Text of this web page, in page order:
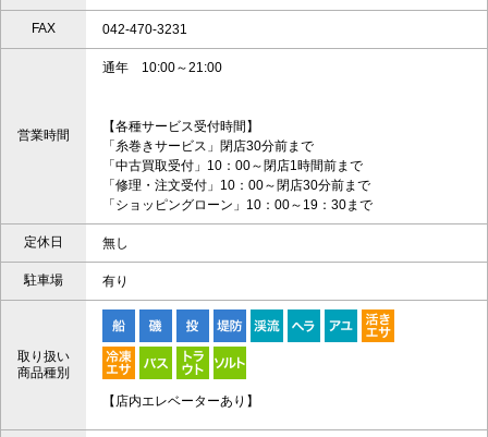
FAX 042-470-3231
営業時間
通年 10:00～21:00
【各種サービス受付時間】
「糸巻きサービス」閉店30分前まで
「中古買取受付」10：00～閉店1時間前まで
「修理・注文受付」10：00～閉店30分前まで
「ショッピングローン」10：00～19：30まで
定休日 無し
駐車場 有り
取り扱い
商品種別
【店内エレベーターあり】